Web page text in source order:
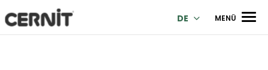
Cernit Une qualité haut de gamme pour des créations
DE MENÜ